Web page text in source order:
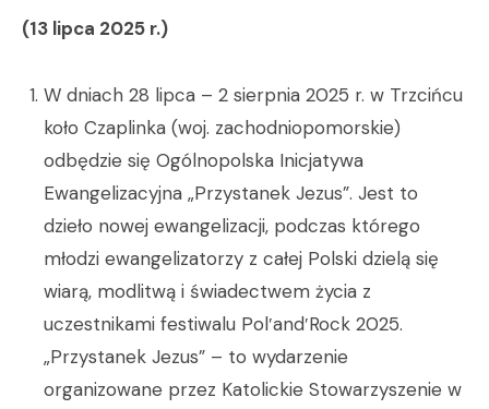
(13 lipca 2025 r.)
W dniach 28 lipca – 2 sierpnia 2025 r. w Trzcińcu
koło Czaplinka (woj. zachodniopomorskie)
odbędzie się Ogólnopolska Inicjatywa
Ewangelizacyjna „Przystanek Jezus”. Jest to
dzieło nowej ewangelizacji, podczas którego
młodzi ewangelizatorzy z całej Polski dzielą się
wiarą, modlitwą i świadectwem życia z
uczestnikami festiwalu PolʹandʹRock 2025.
„Przystanek Jezus” – to wydarzenie
organizowane przez Katolickie Stowarzyszenie w